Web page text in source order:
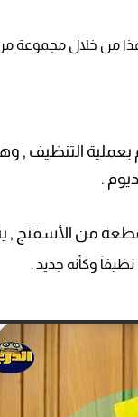
من خلال مجموعة
بعملية التنظيف ,
.
من الأسفنج ,
وكأنه جديد .